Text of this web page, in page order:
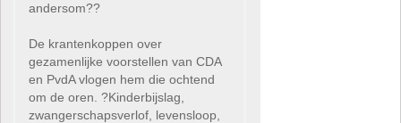
andersom??
De krantenkoppen over
gezamenlijke voorstellen van CDA
en PvdA vlogen hem die ochtend
om de oren. ?Kinderbijslag,
zwangerschapsverlof, levensloop,